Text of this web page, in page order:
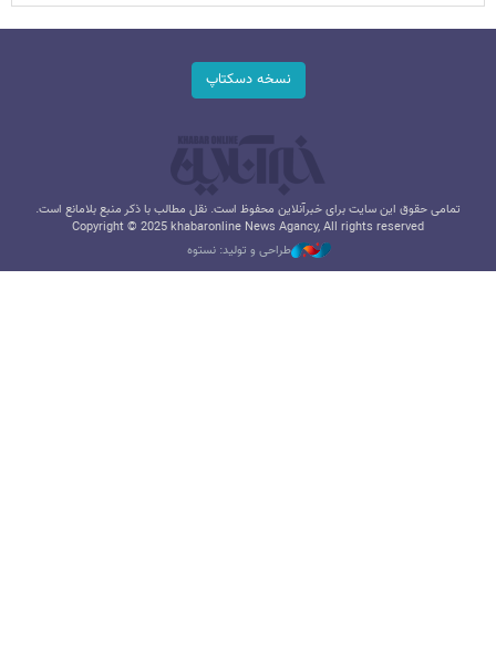
نسخه دسکتاپ
تمامی حقوق این سایت برای خبرآنلاین محفوظ است. نقل مطالب با ذکر منبع بلامانع است.
Copyright © 2025 khabaronline News Agancy, All rights reserved
طراحی و تولید: نستوه